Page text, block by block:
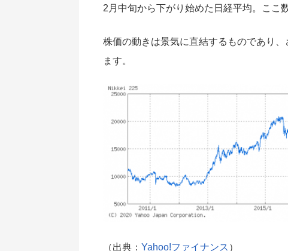
2月中旬から下がり始めた日経平均。ここ
株価の動きは景気に直結するものであり、
ます。
（出典： Yahoo!ファイナンス ）